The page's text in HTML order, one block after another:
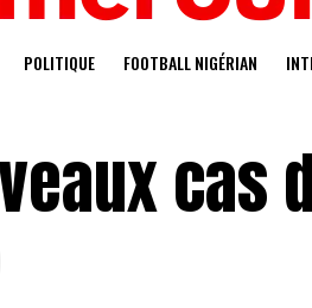
POLITIQUE FOOTBALL NIGÉRIAN
cas